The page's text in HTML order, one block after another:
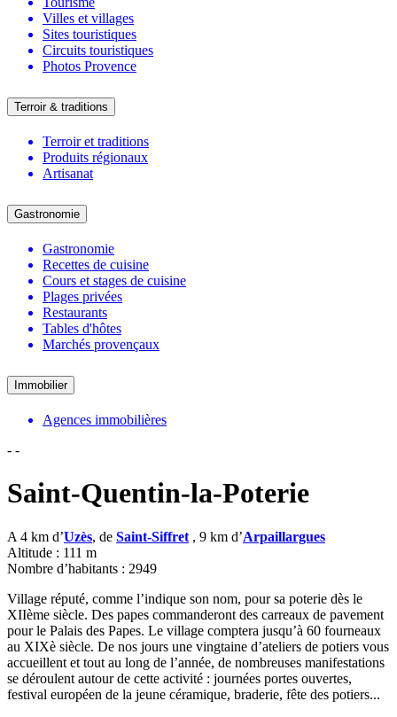
Villes et villages
Sites touristiques
Circuits touristiques
Photos Provence
Terroir & traditions
Terroir et traditions
Produits régionaux
Artisanat
Gastronomie
Gastronomie
Recettes de cuisine
Cours et stages de cuisine
Plages privées
Restaurants
Tables d'hôtes
Marchés provençaux
Immobilier
Agences immobilières
- -
Saint-Quentin-la-Poterie
A 4 km d’Uzès, de Saint-Siffret , 9 km d’Arpaillargues
Altitude : 111 m
Nombre d’habitants : 2949
Village réputé, comme l’indique son nom, pour sa poterie dès le
XIIème siècle. Des papes commanderont des carreaux de pavement
pour le Palais des Papes. Le village comptera jusqu’à 60 fourneaux
au XIXè siècle. De nos jours une vingtaine d’ateliers de potiers vous
accueillent et tout au long de l’année, de nombreuses manifestations
se déroulent autour de cette activité : journées portes ouvertes,
festival européen de la jeune céramique, braderie, fête des potiers...